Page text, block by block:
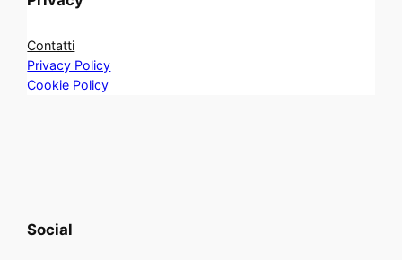
Contatti
Privacy Policy
Cookie Policy
Social